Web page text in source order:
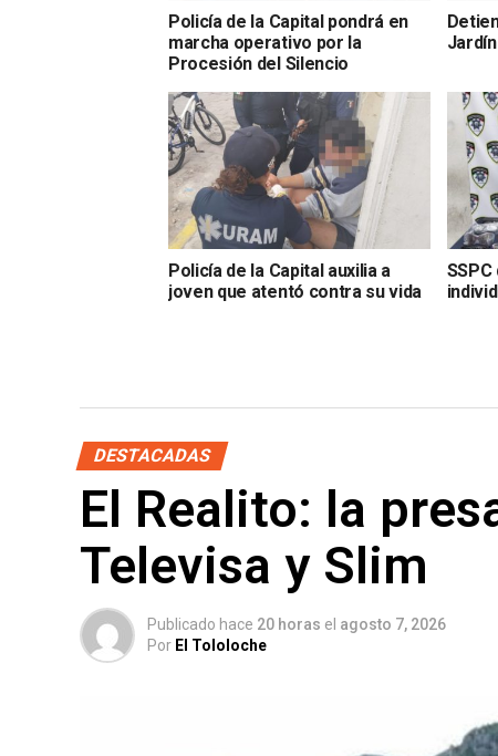
Policía de la Capital pondrá en
marcha operativo por la
Procesión del Silencio
Policía de la Capital auxilia a
joven que atentó contra su vida
DESTACADAS
El Realito: la
Televisa y Slim
Publicado hace 20 horas el agosto 7, 2026
Por El Tololoche